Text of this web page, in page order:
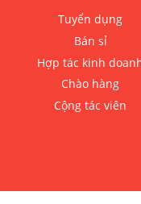
Tuyển dụng
Bán sỉ
Hợp tác kinh
Chào hàng
Cộng tác viên